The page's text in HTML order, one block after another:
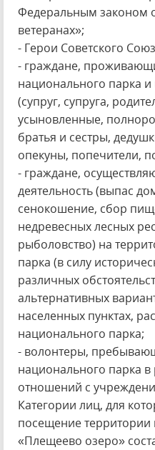
Федеральным законом
ветеранах»;
- Герои Советского
- граждане,
национального парка
(супруг, супруга,
усыновленные,
братья и сестры,
опекуны, попечители,
- граждане,
деятельность (выпас
сенокошение, сбор
недревесных лесных
рыболовство) на
парка (в силу
различных
альтернативных
населенных пунктах,
национального парка;
- волонтеры,
национального парка
отношений с
Категории лиц, для
посещение территории
«Плещеево озеро»